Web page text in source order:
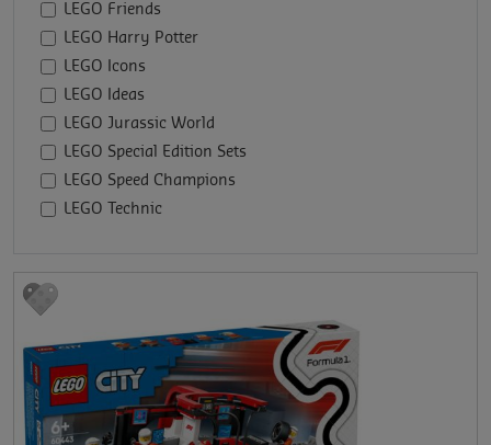
LEGO Friends
LEGO Harry Potter
LEGO Icons
LEGO Ideas
LEGO Jurassic World
LEGO Special Edition Sets
LEGO Speed Champions
LEGO Technic